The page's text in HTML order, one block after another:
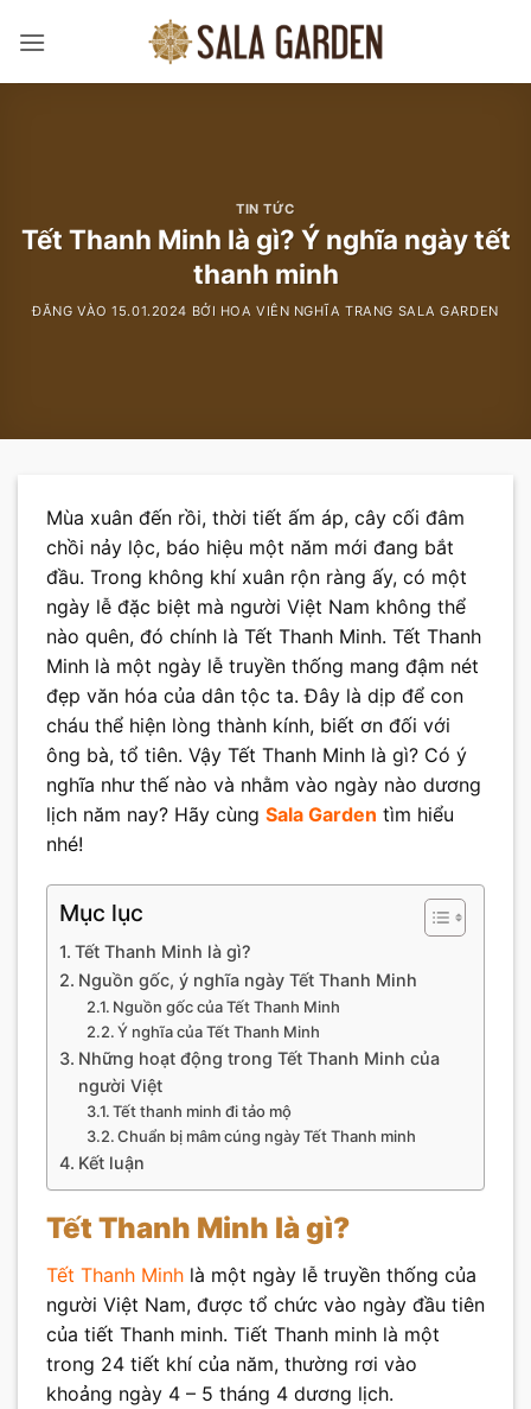
qua
TIN TỨC
Tết Thanh Minh là gì? Ý nghĩa ngày tết
thanh minh
ĐĂNG VÀO15.01.2024 BỞI HOA VIÊN NGHĨA TRANG SALA GARDEN
Mùa xuân đến rồi, thời tiết ấm áp, cây cối đâm
chồi nảy lộc, báo hiệu một năm mới đang bắt
đầu. Trong không khí xuân rộn ràng ấy, có một
ngày lễ đặc biệt mà người Việt Nam không thể
nào quên, đó chính là Tết Thanh Minh. Tết Thanh
Minh là một ngày lễ truyền thống mang đậm nét
đẹp văn hóa của dân tộc ta. Đây là dịp để con
cháu thể hiện lòng thành kính, biết ơn đối với
ông bà, tổ tiên. Vậy Tết Thanh Minh là gì? Có ý
nghĩa như thế nào và nhằm vào ngày nào dương
lịch năm nay? Hãy cùng Sala Garden tìm hiểu
nhé!
Mục lục
Tết Thanh Minh là gì?
Nguồn gốc, ý nghĩa ngày Tết Thanh Minh
Nguồn gốc của Tết Thanh Minh
Ý nghĩa của Tết Thanh Minh
Những hoạt động trong Tết Thanh Minh của
người Việt
Tết thanh minh đi tảo mộ
Chuẩn bị mâm cúng ngày Tết Thanh minh
Kết luận
Tết Thanh Minh là gì?
Tết Thanh Minh là một ngày lễ truyền thống của
người Việt Nam, được tổ chức vào ngày đầu tiên
của tiết Thanh minh. Tiết Thanh minh là một
trong 24 tiết khí của năm, thường rơi vào
khoảng ngày 4 – 5 tháng 4 dương lịch.